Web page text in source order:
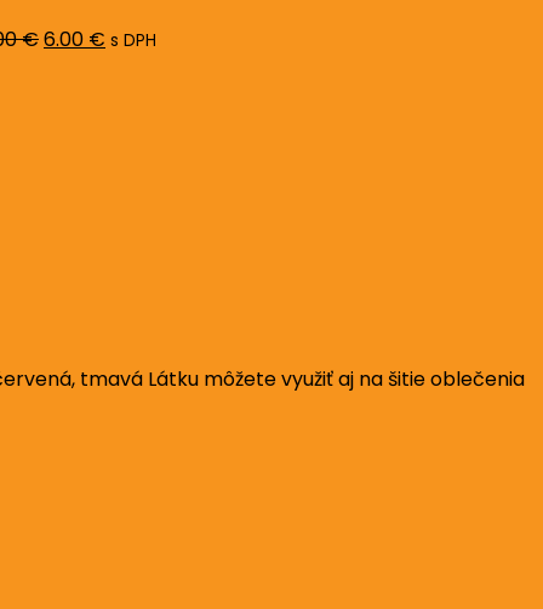
€8.00 €.
6.00 € 6.00 €.
s DPH
tmavá Látku môžete využiť aj na šitie oblečenia